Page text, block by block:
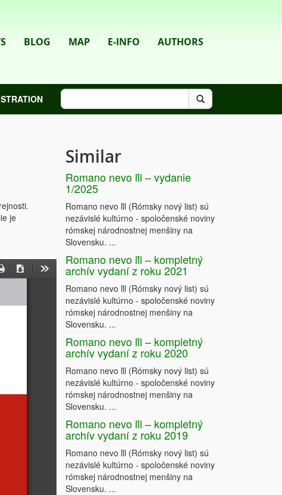
BLOG MAP E-INFO AUTHORS
je
Print Download
Tools
Similar
Romano nevo ľil – vydanie
1/2025
Romano nevo ľil (Rómsky nový list) sú
nezávislé kultúrno - spoločenské noviny
rómskej národnostnej menšiny na
Slovensku. ...
Romano nevo ľil – kompletný
archív vydaní z roku 2021
Romano nevo ľil (Rómsky nový list) sú
nezávislé kultúrno - spoločenské noviny
rómskej národnostnej menšiny na
Slovensku. ...
Romano nevo ľil – kompletný
archív vydaní z roku 2020
Romano nevo ľil (Rómsky nový list) sú
nezávislé kultúrno - spoločenské noviny
rómskej národnostnej menšiny na
Slovensku. ...
Romano nevo ľil – kompletný
archív vydaní z roku 2019
Romano nevo ľil (Rómsky nový list) sú
nezávislé kultúrno - spoločenské noviny
rómskej národnostnej menšiny na
Slovensku. ...